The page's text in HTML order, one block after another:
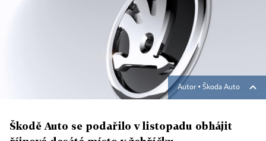
Autor ▪ Škoda Auto
Škodě Auto se podařilo v listopadu obhájit